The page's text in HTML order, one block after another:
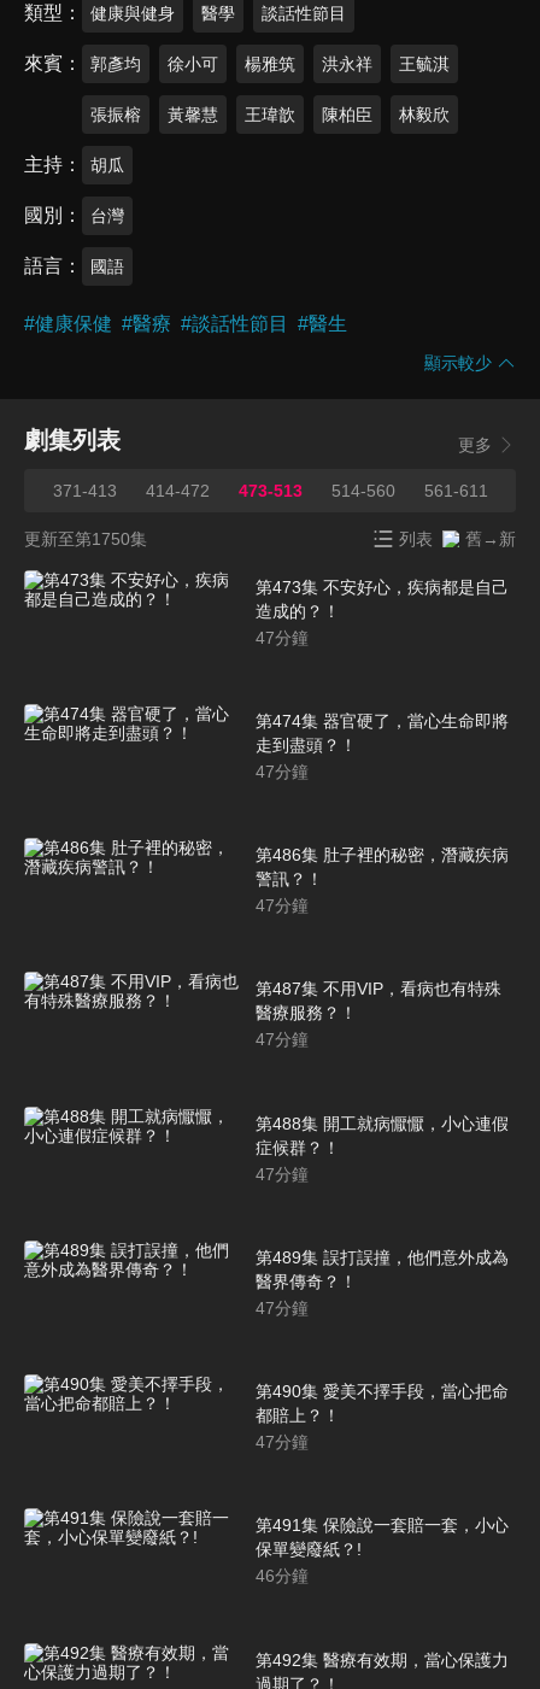
類型 健康與健身 醫學 談話性節目
來賓 郭彥均 徐小可 楊雅筑 洪永祥 王毓淇
張振榕 黃馨慧 王瑋歆 陳柏臣 林毅欣
主持 胡瓜
國別 台灣
語言 國語
#健康保健 #醫療 #談話性節目 #醫生
顯示較少
劇集列表 更多
371-413 414-472 473-513 514-560 561-611
更新至第1750集 列表 舊→新
第473集 不安好心，疾病都是自己
造成的？！
47分鐘
第474集 器官硬了，當心生命即將
走到盡頭？！
47分鐘
第486集 肚子裡的秘密，潛藏疾病
警訊？！
47分鐘
第487集 不用VIP，看病也有特殊
醫療服務？！
47分鐘
第488集 開工就病懨懨，小心連假
症候群？！
47分鐘
第489集 誤打誤撞，他們意外成為
醫界傳奇？！
47分鐘
第490集 愛美不擇手段，當心把命
都賠上？！
47分鐘
第491集 保險說一套賠一套，小心
保單變廢紙？!
46分鐘
第492集 醫療有效期，當心保護力
過期了？！